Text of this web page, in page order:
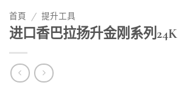
首頁 / 提升工具
进口香巴拉扬升金刚系列24K